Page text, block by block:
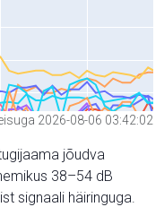
2026-08-06 03:42:02
jõudva
38–54 dB
signaali häiringuga.